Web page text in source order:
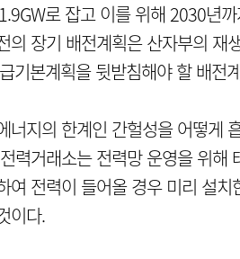
로 잡고 이를 위해 2030년
의 장기 배전계획은 산자부의 재
기본계획을 뒷받침해야 할 배전
너지의 한계인 간헐성을 어떻게
력거래소는 전력망 운영을 위해
여 전력이 들어올 경우 미리 설
이다.